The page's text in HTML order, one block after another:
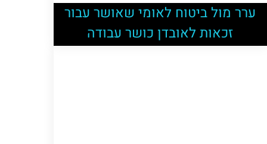
ערר מול ביטוח לאומי שאושר עבור
זכאות לאובדן כושר עבודה